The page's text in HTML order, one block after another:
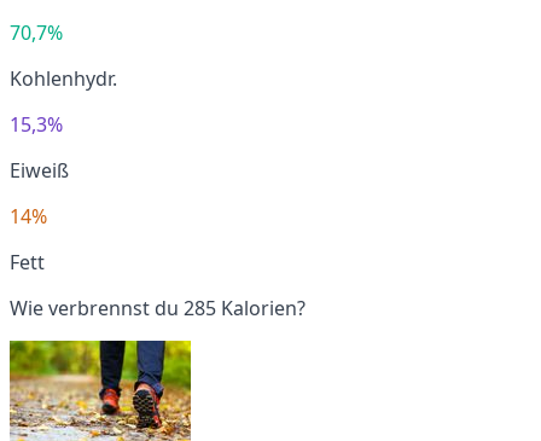
70,7%
Kohlenhydr.
15,3%
Eiweiß
14%
Fett
Wie verbrennst du 285 Kalorien?